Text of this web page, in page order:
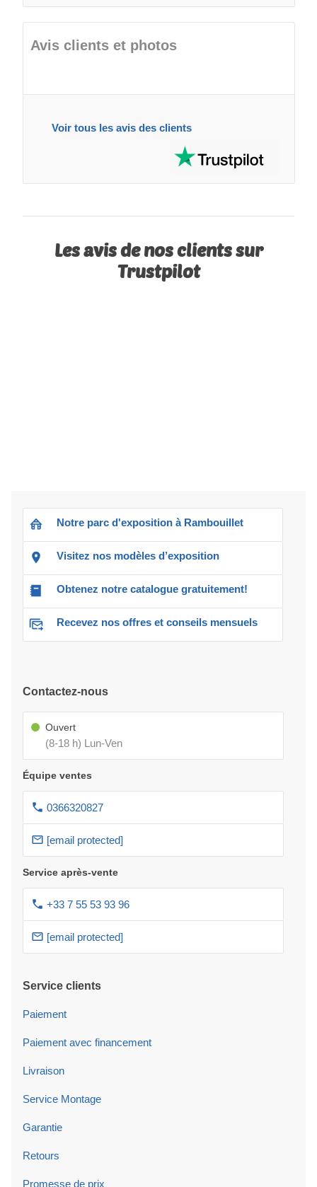
Avis clients et photos
Voir tous les avis des clients
Les avis de nos clients sur
Trustpilot
Notre parc d'exposition à Rambouillet
Visitez nos modèles d’exposition
Obtenez notre catalogue gratuitement!
Recevez nos offres et conseils mensuels
Contactez-nous
Ouvert
(8-18 h) Lun-Ven
Équipe ventes
0366320827
[email protected]
Service après-vente
+33 7 55 53 93 96
[email protected]
Service clients
Paiement
Paiement avec financement
Livraison
Service Montage
Garantie
Retours
Promesse de prix